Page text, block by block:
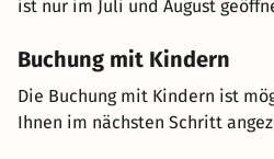
ist nur im Juli und August
Buchung mit Kindern
Die Buchung mit Kindern ist
Ihnen im nächsten Schritt